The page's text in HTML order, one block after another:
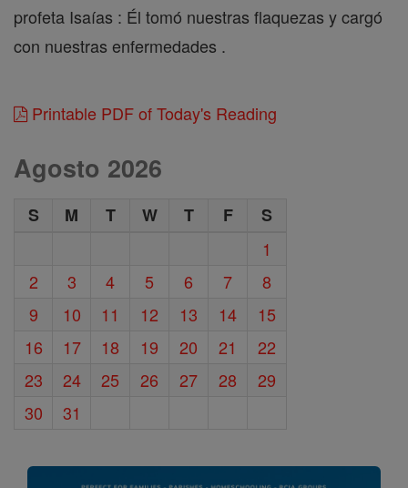
profeta Isaías : Él tomó nuestras flaquezas y cargó
con nuestras enfermedades .
Printable PDF of Today's Reading
Agosto 2026
S M T W T F
S
1
2
3 4 5 6 7
8
9
10 11 12 13 14
15
16
17 18 19 20 21
22
23
24 25 26 27 28
29
30
31